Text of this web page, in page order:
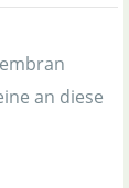
an diese